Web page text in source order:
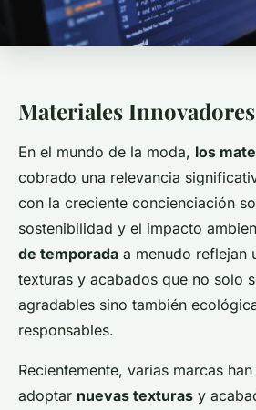
Materiales
En el mundo de la moda, los
cobrado una relevancia
con la creciente concienciación
sostenibilidad y el impacto
de temporada a menudo reflejan
texturas y acabados que no solo
agradables sino también
responsables.
Recientemente, varias marcas
adoptar nuevas texturas y